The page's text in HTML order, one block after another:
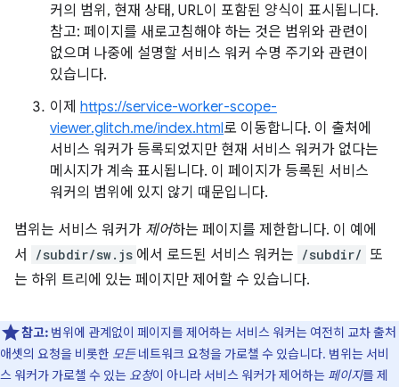
커의 범위, 현재 상태, URL이 포함된 양식이 표시됩니다.
참고: 페이지를 새로고침해야 하는 것은 범위와 관련이
없으며 나중에 설명할 서비스 워커 수명 주기와 관련이
있습니다.
이제 https://service-worker-scope-
viewer.glitch.me/index.html로 이동합니다. 이 출처에
서비스 워커가 등록되었지만 현재 서비스 워커가 없다는
메시지가 계속 표시됩니다. 이 페이지가 등록된 서비스
워커의 범위에 있지 않기 때문입니다.
범위는 서비스 워커가 제어하는 페이지를 제한합니다. 이 예에
서
/subdir/sw.js 에서 로드된 서비스 워커는 /subdir/ 또
는 하위 트리에 있는 페이지만 제어할 수 있습니다.
참고: 범위에 관계없이 페이지를 제어하는 서비스 워커는 여전히 교차 출처
애셋의 요청을 비롯한 모든네트워크 요청을 가로챌 수 있습니다. 범위는 서비
스 워커가 가로챌 수 있는 요청이 아니라 서비스 워커가 제어하는 페이지를 제